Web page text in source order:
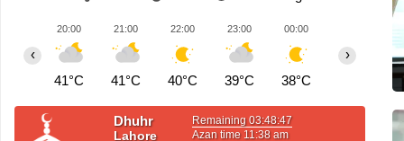
20:00
41°C
21:00
41°C
22:00
40°C
23:00
39°C
00:00
38°C
‹ ›